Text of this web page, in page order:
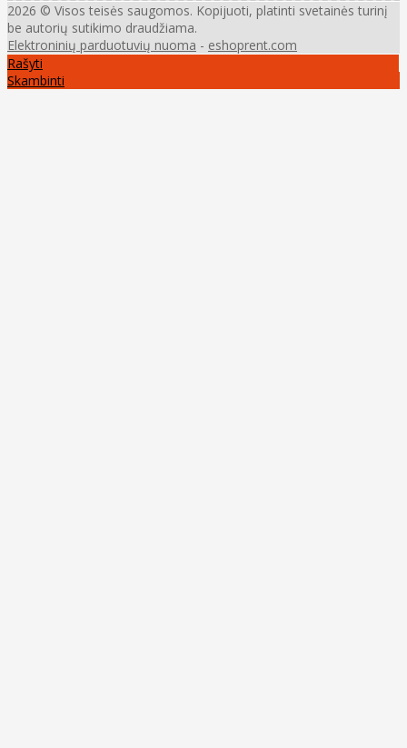
2026 © Visos teisės saugomos. Kopijuoti, platinti svetainės turinį
be autorių sutikimo draudžiama.
Elektroninių parduotuvių nuoma - eshoprent.com
Rašyti
Skambinti